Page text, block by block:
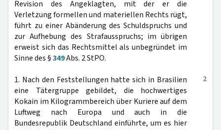
Revision des Angeklagten, mit der er die
Verletzung formellen und materiellen Rechts rügt,
führt zu einer Abänderung des Schuldspruchs und
zur Aufhebung des Strafausspruchs; im übrigen
erweist sich das Rechtsmittel als unbegründet im
Sinne des §349Abs. 2 StPO.
2
1. Nach den Feststellungen hatte sich in Brasilien
eine Tätergruppe gebildet, die hochwertiges
Kokain im Kilogrammbereich über Kuriere auf dem
Luftweg nach Europa und auch in die
Bundesrepublik Deutschland einführte, um es hier